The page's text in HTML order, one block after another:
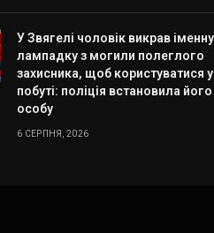
У Звягелі чоловік викрав іменну
лампадку з могили полеглого
захисника, щоб користуватися у
побуті: поліція встановила його
особу
6 СЕРПНЯ, 2026